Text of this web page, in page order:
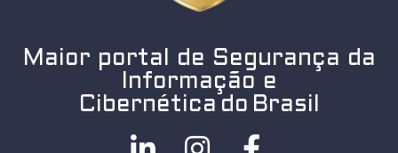
Maior portal de Segurança da
Informação e
Cibernética do Brasil